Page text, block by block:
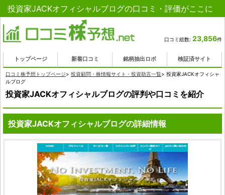
投資家JACKオフィシャルブログの口コミ・評価がここに
口コミ総数: 23,856件
トップページ 新着口コミ 銘柄抽出ロボ 検証済サイト
口コミ株予想トップページ> 投資顧問・株情報サイト・投資助言一覧> 投資家JACKオフィシャ
ルブログ
投資家JACKオフィシャルブログの評判や口コミを紹介
投資家JACKオフィシャルブログの詳細情報